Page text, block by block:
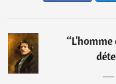
“L'homme
―